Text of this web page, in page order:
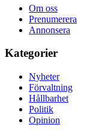
Om oss
Prenumerera
Annonsera
Kategorier
Nyheter
Förvaltning
Hållbarhet
Politik
Opinion